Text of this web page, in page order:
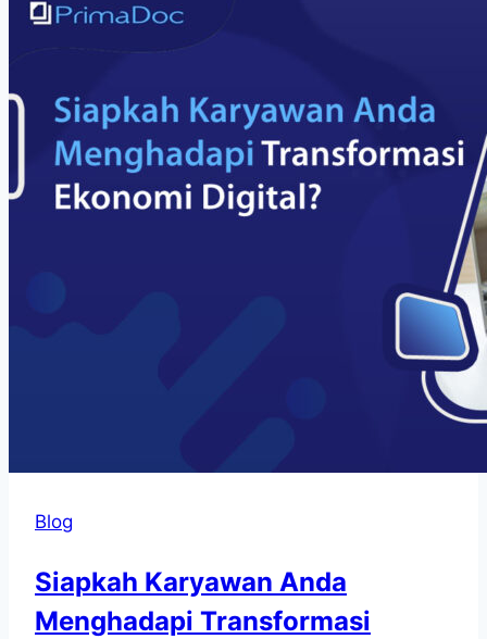
Blog
Siapkah Karyawan Anda
Menghadapi Transformasi